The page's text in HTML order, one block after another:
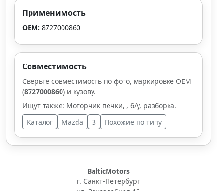
Применимость
OEM: 8727000860
Совместимость
Сверьте совместимость по фото, маркировке OEM
(8727000860) и кузову.
Ищут также: Моторчик печки, , б/у, разборка.
Каталог
Mazda 3 Похожие по типу
BalticMotors
г. Санкт-Петербург